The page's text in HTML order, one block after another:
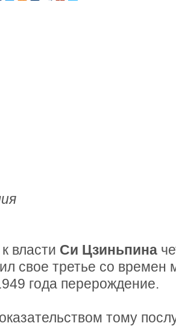
власти Си Цзиньпина
свое третье со времен
года перерождение.
тому